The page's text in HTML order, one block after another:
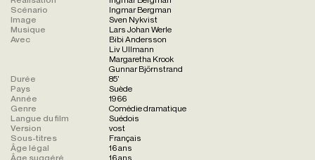
Scénario
Ingmar Bergman
Image
Sven Nykvist
Musique
Lars Johan Werle
Avec
Bibi Andersson
Liv Ullmann
Margaretha Krook
Gunnar Björnstrand
Durée
85'
Pays
Suède
Année
1966
Genre
Comédie dramatique
Langue du film
Suédois
Version
vost
Sous-titres
Français
Âge légal
16 ans
Âge suggéré
16 ans